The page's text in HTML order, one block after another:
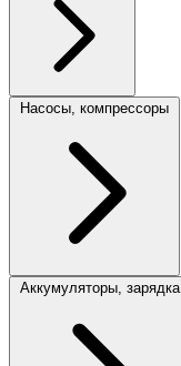
Насосы, компрессоры
Аккумуляторы, зарядка